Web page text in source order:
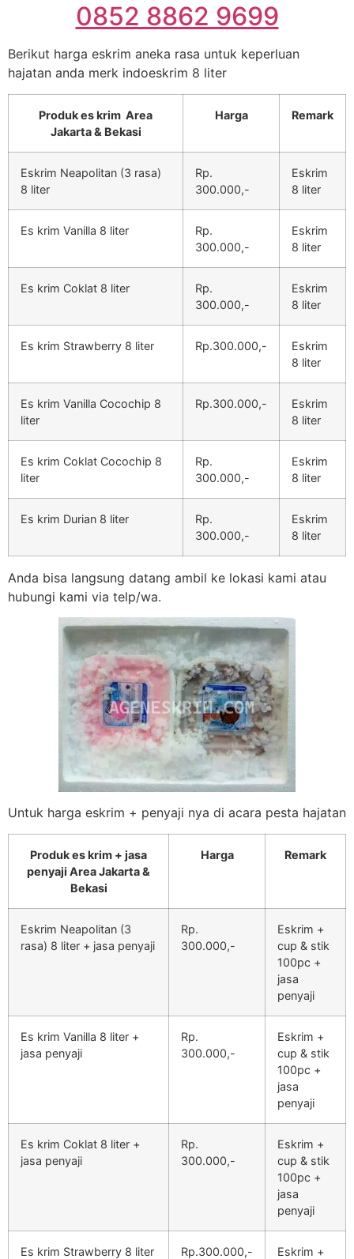
0852 8862 9699
Berikut harga eskrim aneka rasa untuk keperluan
hajatan anda merk indoeskrim 8 liter
Produk es krim Area
Jakarta & Bekasi
Harga Remark
Eskrim Neapolitan (3 rasa)
8 liter
Rp.
300.000,-
Eskrim
8 liter
Es krim Vanilla 8 liter
Rp.
300.000,-
Eskrim
8 liter
Es krim Coklat 8 liter
Rp.
300.000,-
Eskrim
8 liter
Es krim Strawberry 8 liter Rp.300.000,-
Eskrim
8 liter
Es krim Vanilla Cocochip 8
liter
Rp.300.000,-
Eskrim
8 liter
Es krim Coklat Cocochip 8
liter
Rp.
300.000,-
Eskrim
8 liter
Es krim Durian 8 liter
Rp.
300.000,-
Eskrim
8 liter
Anda bisa langsung datang ambil ke lokasi kami atau
hubungi kami via telp/wa.
Untuk harga eskrim + penyaji nya di acara pesta hajatan
Produk es krim + jasa
penyaji Area Jakarta &
Bekasi
Harga Remark
Eskrim Neapolitan (3
rasa) 8 liter + jasa penyaji
Rp.
300.000,-
Eskrim +
cup & stik
100pc +
jasa
penyaji
Es krim Vanilla 8 liter +
jasa penyaji
Rp.
300.000,-
Eskrim +
cup & stik
100pc +
jasa
penyaji
Es krim Coklat 8 liter +
jasa penyaji
Rp.
300.000,-
Eskrim +
cup & stik
100pc +
jasa
penyaji
Es krim Strawberry 8 liter
Rp.300.000,-
Eskrim +